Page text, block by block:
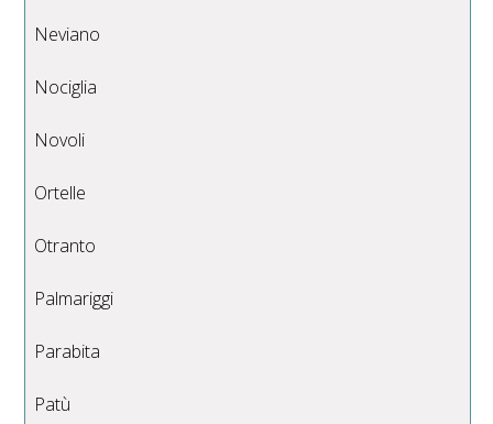
Neviano
Nociglia
Novoli
Ortelle
Otranto
Palmariggi
Parabita
Patù